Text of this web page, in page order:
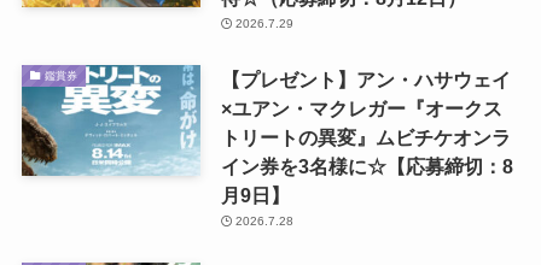
2026.7.29
鑑賞券
【プレゼント】アン・ハサウェイ
×ユアン・マクレガー『オークス
トリートの異変』ムビチケオンラ
イン券を3名様に☆【応募締切：8
月9日】
2026.7.28